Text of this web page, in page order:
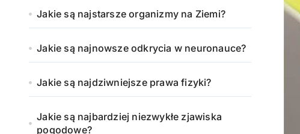
Jakie są najstarsze organizmy na Ziemi?
Jakie są najnowsze odkrycia w neuronauce?
Jakie są najdziwniejsze prawa fizyki?
Jakie są najbardziej niezwykłe zjawiska
pogodowe?